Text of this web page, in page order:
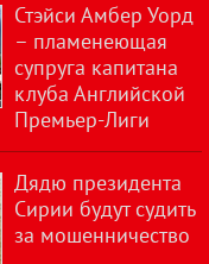
Стэйси Амбер Уорд
– пламенеющая
супруга капитана
клуба Английской
Премьер-Лиги
Дядю президента
Сирии будут судить
за мошенничество